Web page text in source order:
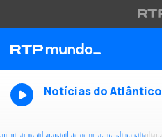
Notícias do Atlântico